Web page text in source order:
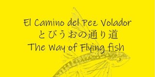
El Camino del Pez Volador
とびうおの通り道
The Way of Flying fish